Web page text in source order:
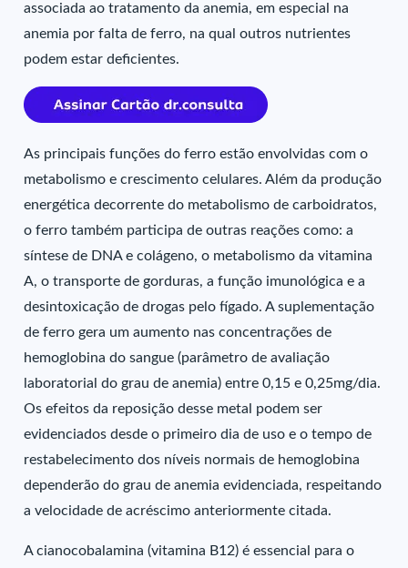
associada ao tratamento da anemia, em especial na
anemia por falta de ferro, na qual outros nutrientes
podem estar deficientes.
As principais funções do ferro estão envolvidas com o
metabolismo e crescimento celulares. Além da produção
energética decorrente do metabolismo de carboidratos,
o ferro também participa de outras reações como: a
síntese de DNA e colágeno, o metabolismo da vitamina
A, o transporte de gorduras, a função imunológica e a
desintoxicação de drogas pelo fígado. A suplementação
de ferro gera um aumento nas concentrações de
hemoglobina do sangue (parâmetro de avaliação
laboratorial do grau de anemia) entre 0,15 e 0,25mg/dia.
Os efeitos da reposição desse metal podem ser
evidenciados desde o primeiro dia de uso e o tempo de
restabelecimento dos níveis normais de hemoglobina
dependerão do grau de anemia evidenciada, respeitando
a velocidade de acréscimo anteriormente citada.
A cianocobalamina (vitamina B12) é essencial para o